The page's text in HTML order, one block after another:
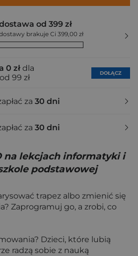
od 399 zł
brakuje Ci 399,00 zł
0 zł dla
99 zł
DOŁĄCZ
za 30 dni
za 30 dni
na lekcjach informatyki i
podstawowej
trapez albo zmienić się
Zaprogramuj go, a zrobi, co
Dzieci, które lubią
radzą sobie z nauką